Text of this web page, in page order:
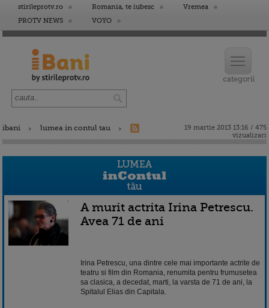
stirileprotv.ro Romania, te iubesc
Vremea
PROTV NEWS
VOYO
ibani lumea in contul tau
19 martie 2013 13:16 / 475
vizualizari
A murit actrita Irina Petrescu.
Avea 71 de ani
Irina Petrescu, una dintre cele mai importante actrite de
teatru si film din Romania, renumita pentru frumusetea
sa clasica, a decedat, marti, la varsta de 71 de ani, la
Spitalul Elias din Capitala.